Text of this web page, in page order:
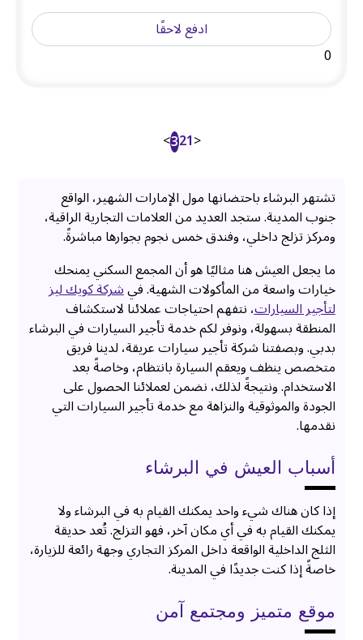
ادفع لاحقًا
0
<
1
2
3
>
تشتهر البرشاء باحتضانها مول الإمارات الشهير، الواقع
جنوب المدينة. ستجد العديد من العلامات التجارية الراقية،
ومركز تزلج داخلي، وفندق خمس نجوم بجوارها مباشرةً.
ما يجعل العيش هنا مثاليًا هو أن المجمع السكني يمنحك
خيارات واسعة من المأكولات الشهية. فيشركة كويك ليز
لتأجير السيارات، نتفهم احتياجات عملائنا لاستكشاف
المنطقة بسهولة، ونوفر لكم خدمة تأجير السيارات في البرشاء
بدبي. وبصفتنا شركة تأجير سيارات عريقة، لدينا فريق
متخصص ينظف ويعقم السيارة بانتظام، وخاصةً بعد
الاستخدام. ونتيجةً لذلك، نضمن لعملائنا الحصول على
الجودة والموثوقية والنزاهة مع خدمة تأجير السيارات التي
نقدمها.
أسباب العيش في البرشاء
إذا كان هناك شيء واحد يمكنك القيام به في البرشاء ولا
يمكنك القيام به في أي مكان آخر، فهو التزلج. تُعد حديقة
الثلج الداخلية الواقعة داخل المركز التجاري وجهة رائعة للزيارة،
خاصةً إذا كنت جديدًا في المدينة.
موقع متميز ومجتمع آمن